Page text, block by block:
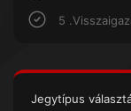
5
Jegytípus